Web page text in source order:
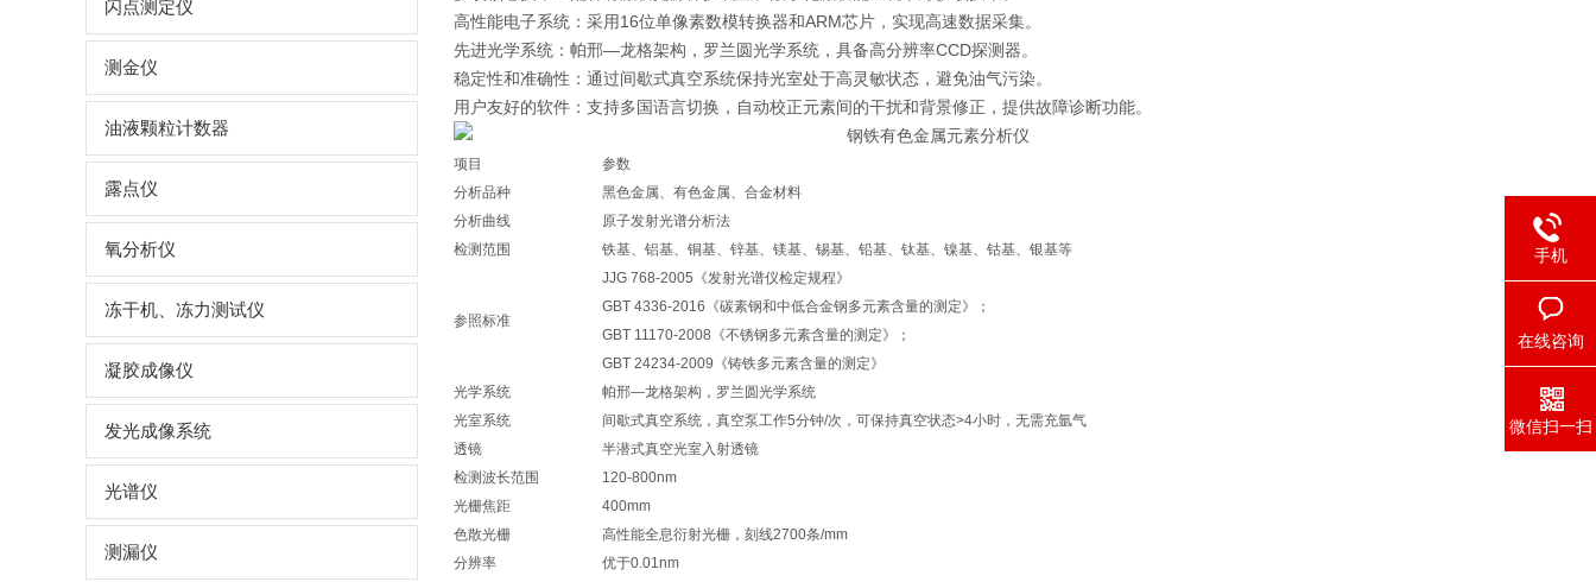
闪点测定仪
测金仪
油液颗粒计数器
露点仪
氧分析仪
冻干机、冻力测试仪
凝胶成像仪
发光成像系统
光谱仪
测漏仪
高性能电子系统：采用16位单像素数模转换器和ARM芯片，实现高速数据采集。
先进光学系统：帕邢—龙格架构，罗兰圆光学系统，具备高分辨率CCD探测器。
稳定性和准确性：通过间歇式真空系统保持光室处于高灵敏状态，避免油气污染。
用户友好的软件：支持多国语言切换，自动校正元素间的干扰和背景修正，提供故障诊断功能。
项目
参数
分析品种
黑色金属、有色金属、合金材料
分析曲线
原子发射光谱分析法
检测范围
铁基、铝基、铜基、锌基、镁基、锡基、铅基、钛基、镍基、钴基、银基等
参照标准
JJG 768-2005《发射光谱仪检定规程》
GBT 4336-2016《碳素钢和中低合金钢多元素含量的测定》；
GBT 11170-2008《不锈钢多元素含量的测定》；
GBT 24234-2009《铸铁多元素含量的测定》
光学系统
帕邢—龙格架构，罗兰圆光学系统
光室系统
间歇式真空系统，真空泵工作5分钟/次，可保持真空状态>4小时，无需充氩气
透镜
半潜式真空光室入射透镜
检测波长范围
120-800nm
光栅焦距
400mm
色散光栅
高性能全息衍射光栅，刻线2700条/mm
分辨率
优于0.01nm
手机
在线咨询
微信扫一扫